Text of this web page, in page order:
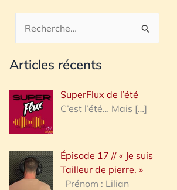
c
h
r
h
e
Articles récents
SuperFlux de l’été
C’est l’été… Mais […]
Épisode 17 // « Je suis
Tailleur de pierre. »
Prénom : Lilian